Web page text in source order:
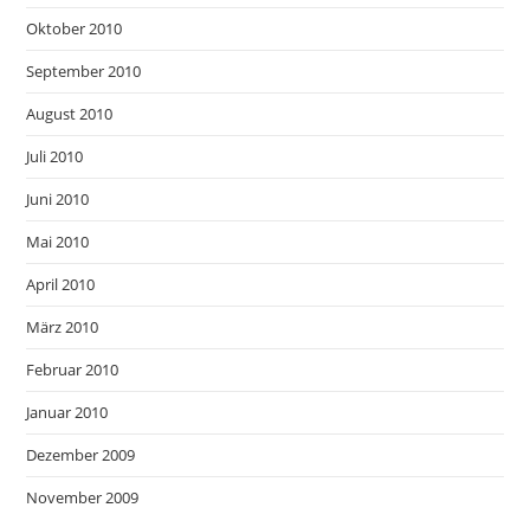
Oktober 2010
September 2010
August 2010
Juli 2010
Juni 2010
Mai 2010
April 2010
März 2010
Februar 2010
Januar 2010
Dezember 2009
November 2009